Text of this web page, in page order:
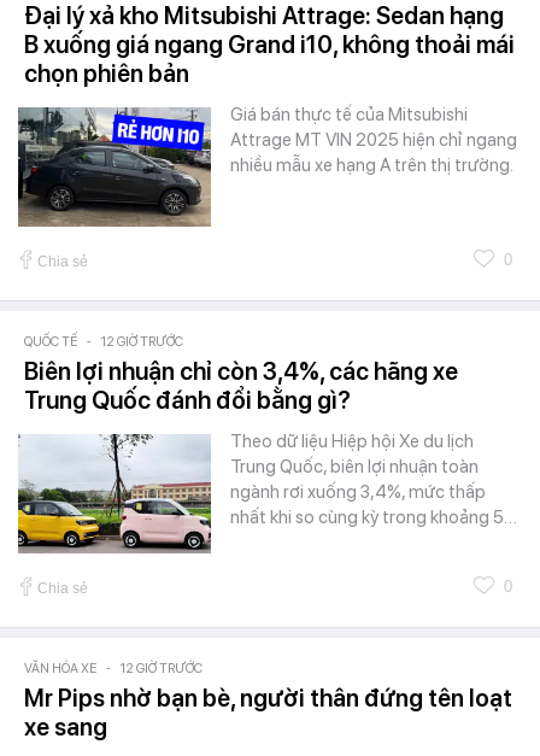
Đại lý xả kho Mitsubishi Attrage: Sedan hạng
B xuống giá ngang Grand i10, không thoải mái
chọn phiên bản
Giá bán thực tế của Mitsubishi
Attrage MT VIN 2025 hiện chỉ ngang
nhiều mẫu xe hạng A trên thị trường.
Chia sẻ 0
QUỐC TẾ - 12 GIỜ TRƯỚC
Biên lợi nhuận chỉ còn 3,4%, các hãng xe
Trung Quốc đánh đổi bằng gì?
Theo dữ liệu Hiệp hội Xe du lịch
Trung Quốc, biên lợi nhuận toàn
ngành rơi xuống 3,4%, mức thấp
nhất khi so cùng kỳ trong khoảng 5…
Chia sẻ 0
VĂN HÓA XE - 12 GIỜ TRƯỚC
Mr Pips nhờ bạn bè, người thân đứng tên loạt
xe sang